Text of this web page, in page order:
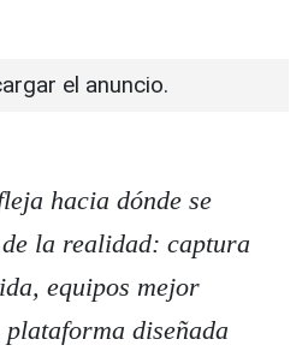
el anuncio.
hacia dónde se
la realidad: captura
equipos mejor
diseñada